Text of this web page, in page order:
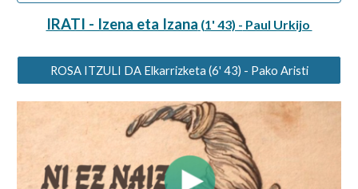
IRATI - Izena eta Izana (1' 43) - Paul Urkijo
ROSA ITZULI DA Elkarrizketa (6' 43) - Pako Aristi